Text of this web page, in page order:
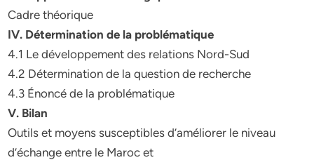
Cadre théorique
IV. Détermination de la problématique
4.1 Le développement des relations Nord-Sud
4.2 Détermination de la question de recherche
4.3 Énoncé de la problématique
V. Bilan
Outils et moyens susceptibles d’améliorer le niveau
d’échange entre le Maroc et